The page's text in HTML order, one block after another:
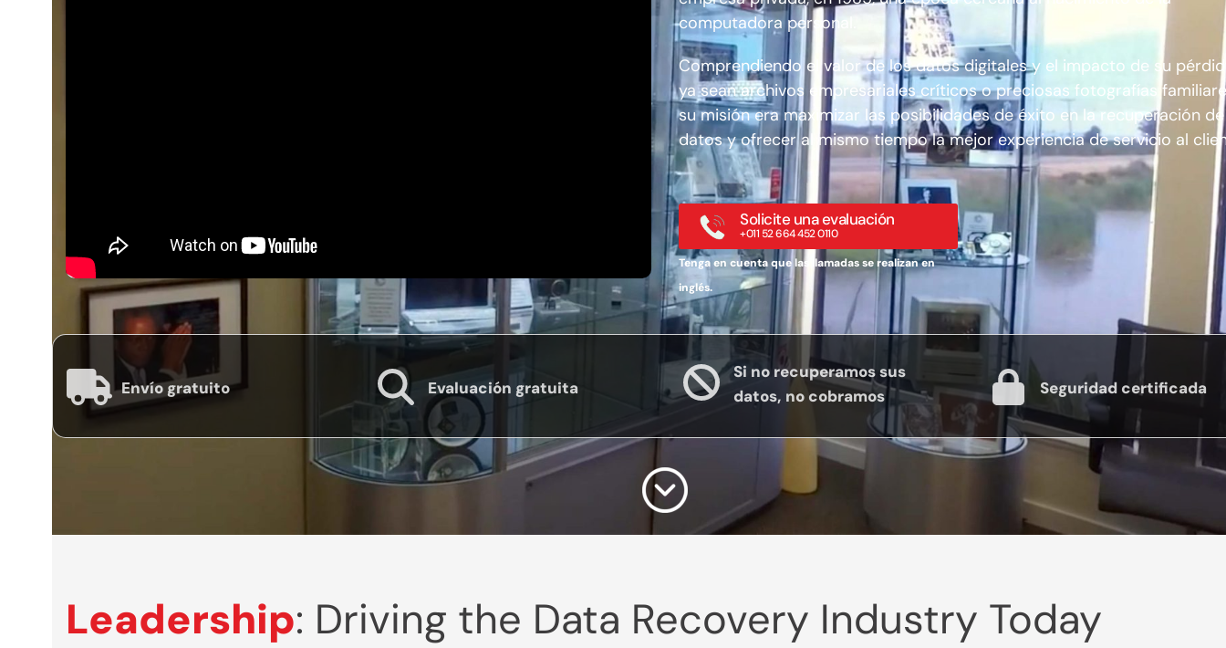
computadora personal.
Comprendiendo el valor de los datos digitales y el impacto de su
ya sean archivos empresariales críticos o preciosas fotografías
su misión era maximizar las posibilidades de éxito en la recuperación de
datos y ofrecer al mismo tiempo la mejor experiencia de servicio al
Solicite una evaluación
+011 52 664 452 0110
Tenga en cuenta que las llamadas se realizan en
inglés.
Envío gratuito Evaluación gratuita
Si no recuperamos sus
datos, no cobramos
Seguridad certificada
Leadership: Driving the Data Recovery Industry Today